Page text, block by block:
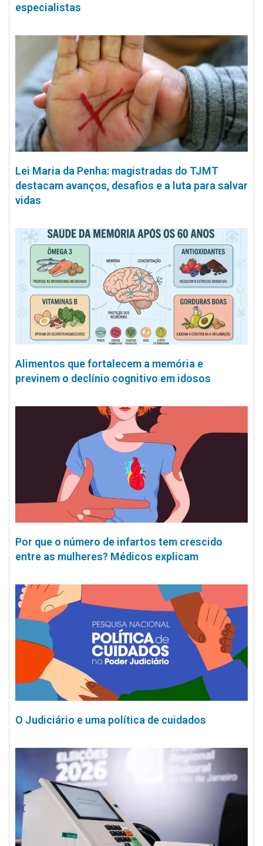
especialistas
Lei Maria da Penha: magistradas do TJMT
destacam avanços, desafios e a luta para salvar
vidas
Alimentos que fortalecem a memória e
previnem o declínio cognitivo em idosos
Por que o número de infartos tem crescido
entre as mulheres? Médicos explicam
O Judiciário e uma política de cuidados